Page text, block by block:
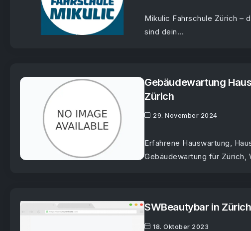
Mikulic Fahrschule Zürich –
sind dein...
Gebäudewartung
Zürich
29. November 2024
Erfahrene Hauswartung,
Gebäudewartung für Zürich,
SWBeautybar in
18. Oktober 2023